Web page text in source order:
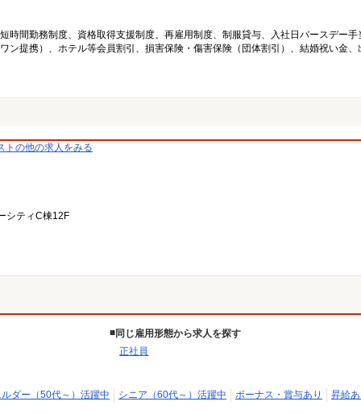
時間勤務制度、資格取得支援制度、再雇用制度、制服貸与、入社日バースデー
ン提携）、ホテル等会員割引、損害保険・傷害保険（団体割引）、結婚祝い金、
トの他の求人をみる
シティC棟12F
同じ雇用形態から求人を探す
正社員
ダー（50代～）活躍中 シニア（60代～）活躍中 ボーナス・賞与あり 昇給